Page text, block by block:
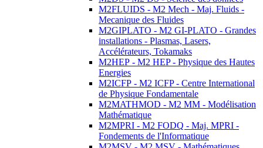
M2FLUIDS - M2 Mech - Maj. Fluids -
Mecanique des Fluides
M2GIPLATO - M2 GI-PLATO - Grandes
installations - Plasmas, Lasers,
Accélérateurs, Tokamaks
M2HEP - M2 HEP - Physique des Hautes
Energies
M2ICFP - M2 ICFP - Centre International
de Physique Fondamentale
M2MATHMOD - M2 MM - Modélisation
Mathématique
M2MPRI - M2 FODQ - Maj. MPRI -
Fondements de l'Informatique